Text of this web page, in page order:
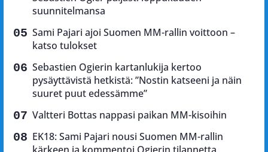
suunnitelmansa
Sami Pajari ajoi Suomen MM-rallin voittoon –
katso tulokset
Sebastien Ogierin kartanlukija kertoo
pysäyttävistä hetkistä: ”Nostin katseeni ja näin
suuret puut edessämme”
Valtteri Bottas nappasi paikan MM-kisoihin
EK18: Sami Pajari nousi Suomen MM-rallin